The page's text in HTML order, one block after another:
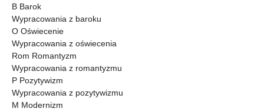
B Barok
Wypracowania z baroku
O Oświecenie
Wypracowania z oświecenia
Rom Romantyzm
Wypracowania z romantyzmu
P Pozytywizm
Wypracowania z pozytywizmu
M Modernizm